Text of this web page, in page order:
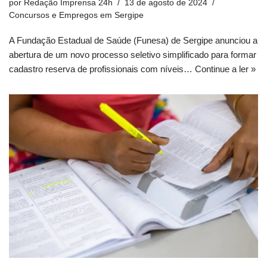
por Redação Imprensa 24h
13 de agosto de 2024
Concursos e Empregos em Sergipe
A Fundação Estadual de Saúde (Funesa) de Sergipe anunciou a
abertura de um novo processo seletivo simplificado para formar
cadastro reserva de profissionais com níveis… Continue a ler »